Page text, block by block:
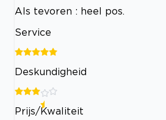
Als tevoren : heel pos.
Service
Deskundigheid
Prijs/Kwaliteit